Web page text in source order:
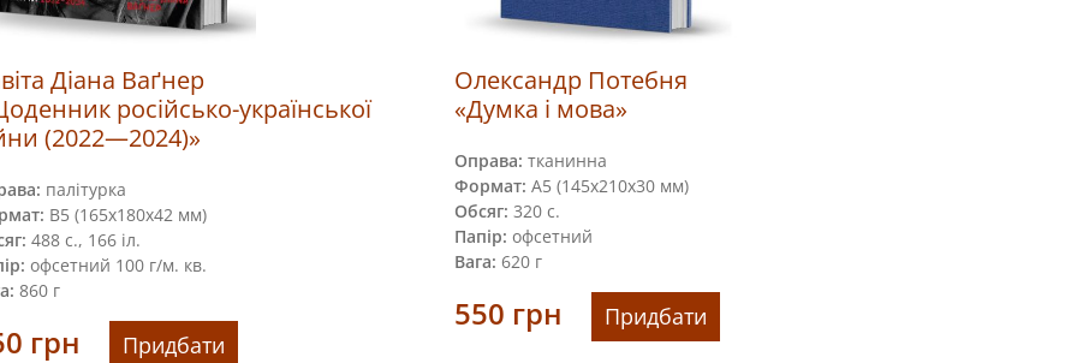
Діана Ваґнер
російсько-української
(2022—2024)»
палітурка
В5 (165х180х42 мм)
488 с., 166 іл.
офсетний 100 г/м. кв.
860 г
грн Придбати
Олександр Потебня
«Думка і мова»
Оправа: тканинна
Формат: А5 (145х210х30 мм)
Обсяг: 320 с.
Папір: офсетний
Вага: 620 г
550 грн Придбати